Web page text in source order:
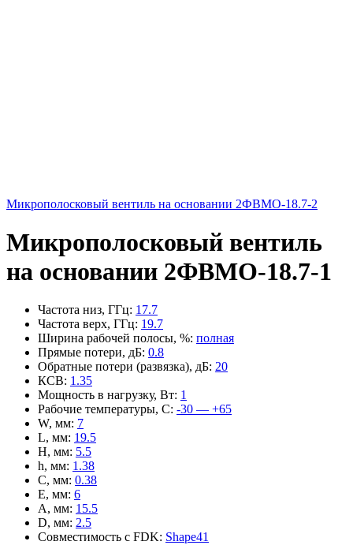
Микрополосковый вентиль на основании 2ФВМO-18.7-2
Микрополосковый вентиль
на основании 2ФВМO-18.7-1
Частота низ, ГГц: 17.7
Частота верх, ГГц: 19.7
Ширина рабочей полосы, %: полная
Прямые потери, дБ: 0.8
Обратные потери (развязка), дБ: 20
КСВ: 1.35
Мощность в нагрузку, Вт: 1
Рабочие температуры, С: -30 — +65
W, мм: 7
L, мм: 19.5
H, мм: 5.5
h, мм: 1.38
C, мм: 0.38
E, мм: 6
A, мм: 15.5
D, мм: 2.5
Совместимость с FDK: Shape41